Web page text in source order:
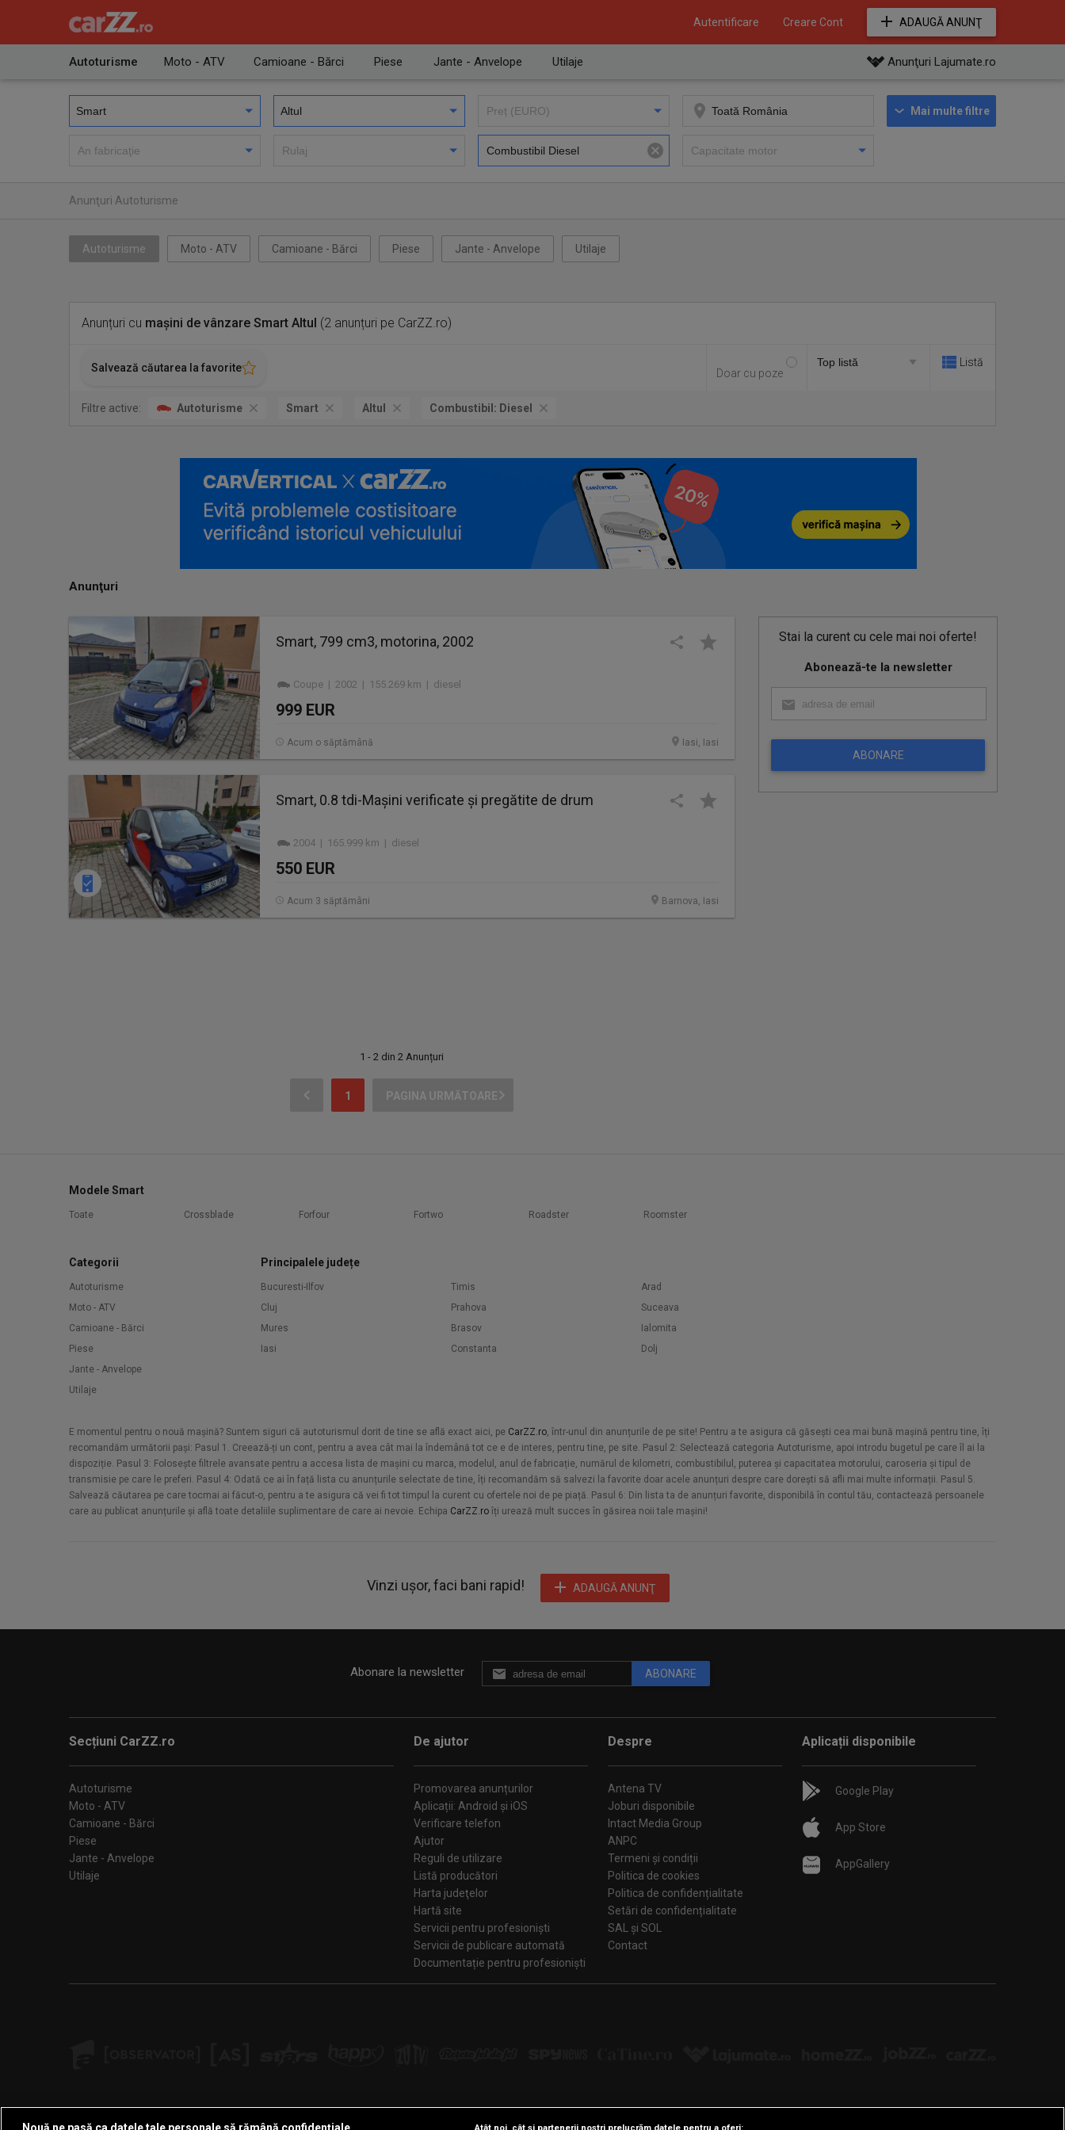
Autentificare Creare Cont ADAUGĂ ANUNŢ
Autoturisme Moto - ATV Camioane - Bărci Piese Jante - Anvelope Utilaje Anunţuri Lajumate.ro
Mai multe filtre
Anunţuri Autoturisme
Autoturisme Moto - ATV Camioane - Bărci Piese Jante - Anvelope Utilaje
Anunțuri cu mașini de vânzare Smart Altul (2 anunțuri pe CarZZ.ro)
Salvează căutarea la favorite Doar cu poze
Listă
Filtre active: Autoturisme Smart Altul Combustibil: Diesel
Stai la curent cu cele mai noi oferte!
Abonează-te la newsletter
ABONARE
Anunţuri
Smart, 799 cm3, motorina, 2002
Coupe | 2002 | 155.269 km | diesel
999 EUR
Iasi, Iasi
Acum o săptămână
Smart, 0.8 tdi-Mașini verificate și pregătite de drum
2004 | 165.999 km | diesel
550 EUR
Barnova, Iasi
Acum 3 săptămâni
1 - 2 din 2 Anunțuri
1 PAGINA URMĂTOARE
Modele Smart
Toate Crossblade Forfour Fortwo Roadster Roomster
Categorii
Autoturisme
Moto - ATV
Camioane - Bărci
Piese
Jante - Anvelope
Utilaje
Principalele județe
Bucuresti-Ilfov
Cluj
Mures
Iasi
Timis
Prahova
Brasov
Constanta
Arad
Suceava
Ialomita
Dolj
E momentul pentru o nouă mașină? Suntem siguri că autoturismul dorit de tine se află exact aici, pe CarZZ.ro, într-unul din anunțurile de pe site! Pentru a te asigura că găsești cea mai bună mașină pentru tine, îți
recomandăm următorii pași: Pasul 1. Creează-ți un cont, pentru a avea cât mai la îndemână tot ce e de interes, pentru tine, pe site. Pasul 2: Selectează categoria Autoturisme, apoi introdu bugetul pe care îl ai la
dispoziție. Pasul 3: Folosește filtrele avansate pentru a accesa lista de mașini cu marca, modelul, anul de fabricație, numărul de kilometri, combustibilul, puterea și capacitatea motorului, caroseria și tipul de
transmisie pe care le preferi. Pasul 4: Odată ce ai în față lista cu anunțurile selectate de tine, îți recomandăm să salvezi la favorite doar acele anunțuri despre care dorești să afli mai multe informații. Pasul 5.
Salvează căutarea pe care tocmai ai făcut-o, pentru a te asigura că vei fi tot timpul la curent cu ofertele noi de pe piață. Pasul 6: Din lista ta de anunțuri favorite, disponibilă în contul tău, contactează persoanele
care au publicat anunțurile și află toate detaliile suplimentare de care ai nevoie. Echipa CarZZ.ro îți urează mult succes în găsirea noii tale mașini!
Vinzi ușor, faci bani rapid! ADAUGĂ ANUNŢ
Abonare la newsletter ABONARE
Secțiuni CarZZ.ro
Autoturisme
Moto - ATV
Camioane - Bărci
Piese
Jante - Anvelope
Utilaje
De ajutor
Promovarea anunțurilor
Aplicații: Android și iOS
Verificare telefon
Ajutor
Reguli de utilizare
Listă producători
Harta judeţelor
Hartă site
Servicii pentru profesioniști
Servicii de publicare automată
Documentație pentru profesioniști
Despre
Antena TV
Joburi disponibile
Intact Media Group
ANPC
Termeni și condiții
Politica de cookies
Politica de confidențialitate
Setări de confidențialitate
SAL și SOL
Contact
Aplicații disponibile
Google Play
App Store
AppGallery
Atât noi, cât și partenerii noștri prelucrăm datele pentru a oferi: